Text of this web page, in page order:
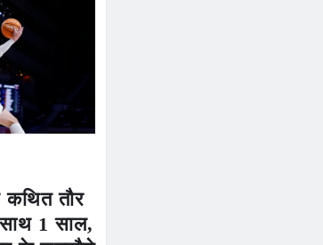
कथित तौर
1 साल,